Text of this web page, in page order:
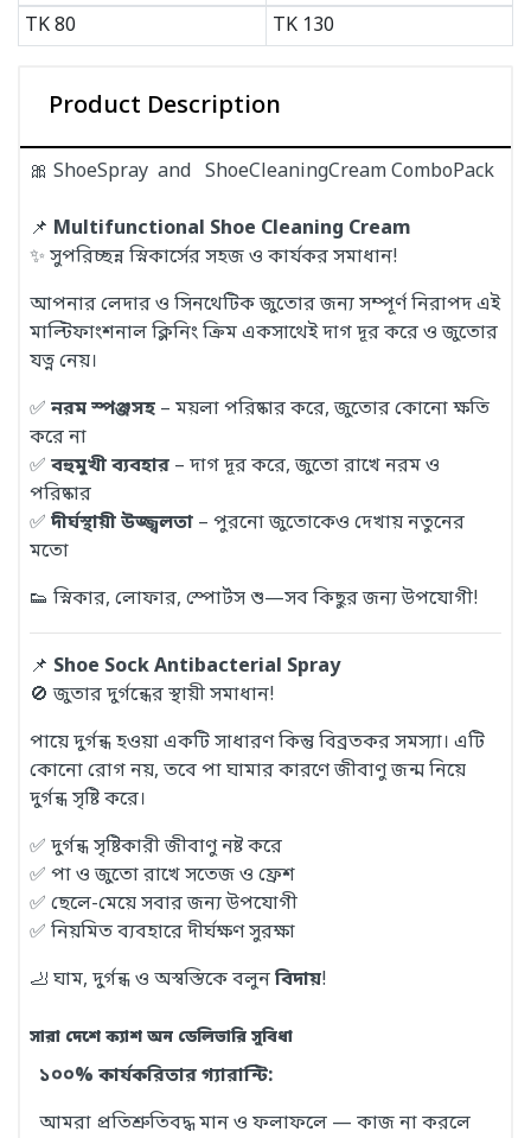
TK80 TK 130
Product Description
🎀 ShoeSpray and ShoeCleaningCream ComboPack
📌 Multifunctional Shoe Cleaning Cream
✨ সুপরিচ্ছন্ন স্নিকার্সের সহজ ও কার্যকর সমাধান!
আপনার লেদার ও সিনথেটিক জুতোর জন্য সম্পূর্ণ নিরাপদ এই
মাল্টিফাংশনাল ক্লিনিং ক্রিম একসাথেই দাগ দূর করে ও জুতোর
যত্ন নেয়।
✅ নরম স্পঞ্জসহ – ময়লা পরিষ্কার করে, জুতোর কোনো ক্ষতি
করে না
✅ বহুমুখী ব্যবহার – দাগ দূর করে, জুতো রাখে নরম ও
পরিষ্কার
✅ দীর্ঘস্থায়ী উজ্জ্বলতা – পুরনো জুতোকেও দেখায় নতুনের
মতো
👟 স্নিকার, লোফার, স্পোর্টস শু—সব কিছুর জন্য উপযোগী!
📌 Shoe Sock Antibacterial Spray
🚫 জুতার দুর্গন্ধের স্থায়ী সমাধান!
পায়ে দুর্গন্ধ হওয়া একটি সাধারণ কিন্তু বিব্রতকর সমস্যা। এটি
কোনো রোগ নয়, তবে পা ঘামার কারণে জীবাণু জন্ম নিয়ে
দুর্গন্ধ সৃষ্টি করে।
✅ দুর্গন্ধ সৃষ্টিকারী জীবাণু নষ্ট করে
✅ পা ও জুতো রাখে সতেজ ও ফ্রেশ
✅ ছেলে-মেয়ে সবার জন্য উপযোগী
✅ নিয়মিত ব্যবহারে দীর্ঘক্ষণ সুরক্ষা
🦶 ঘাম, দুর্গন্ধ ও অস্বস্তিকে বলুনবিদায়!
সারা দেশে ক্যাশ অন ডেলিভারি সুবিধা
১০০% কার্যকরিতার গ্যারান্টি:
আমরা প্রতিশ্রুতিবদ্ধ মান ও ফলাফলে — কাজ না করলে